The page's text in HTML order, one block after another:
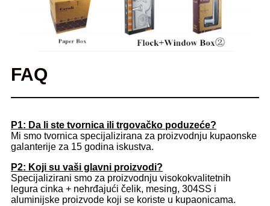
FAQ
P1: Da li ste tvornica ili trgovačko poduzeće?
Mi smo tvornica specijalizirana za proizvodnju kupaonske
galanterije za 15 godina iskustva.
P2: Koji su vaši glavni proizvodi?
Specijalizirani smo za proizvodnju visokokvalitetnih
legura cinka + nehrđajući čelik, mesing, 304SS i
aluminijske proizvode koji se koriste u kupaonicama.